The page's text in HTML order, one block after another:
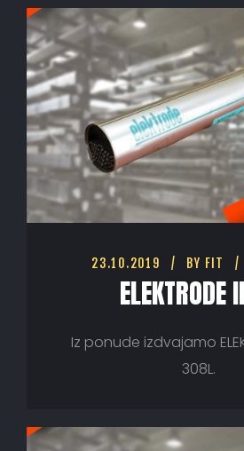
23.10.2019 BY FIT
ELEKTRODE
Iz ponude izdvajamo
308L.